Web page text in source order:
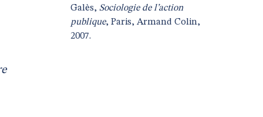
Galès, Sociologie de l’action
publique, Paris, Armand Colin,
2007.